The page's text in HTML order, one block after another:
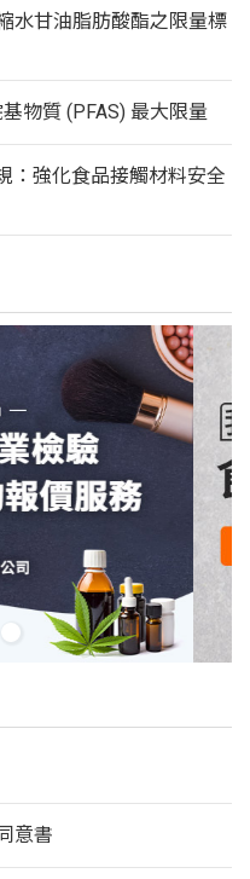
水甘油脂肪酸酯之限量標
物質 (PFAS) 最大限量
：強化食品接觸材料安全
意書